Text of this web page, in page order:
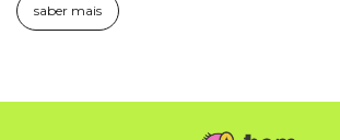
saber mais